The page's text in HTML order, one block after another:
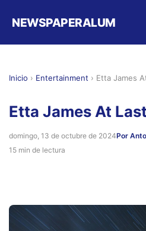
NEWSPAPERALUM
Inicio › Entertainment › Etta James
Etta James At
domingo, 13 de octubre de 2024Por
15 min de lectura